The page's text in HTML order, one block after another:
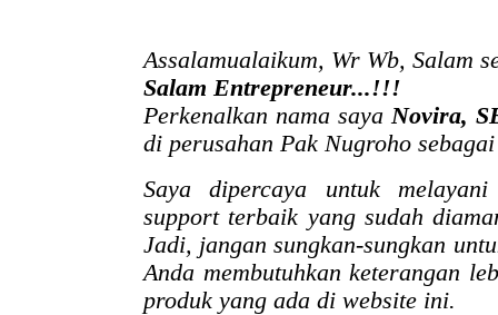
Assalamualaikum, Wr Wb, Salam
Salam Entrepreneur...!!!
Perkenalkan nama saya Novira,
di perusahan Pak Nugroho
Saya dipercaya untuk
support terbaik yang sudah
Jadi, jangan sungkan-sungkan
Anda membutuhkan keterangan
produk yang ada di website ini.